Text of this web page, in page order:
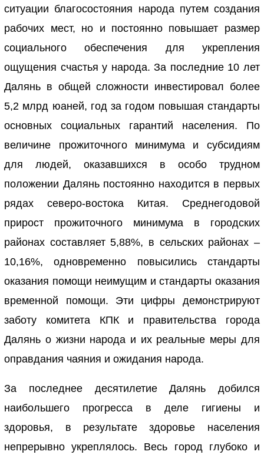
ситуации благосостояния народа путем создания
рабочих мест, но и постоянно повышает размер
социального обеспечения для укрепления
ощущения счастья у народа. За последние 10 лет
Далянь в общей сложности инвестировал более
5,2 млрд юаней, год за годом повышая стандарты
основных социальных гарантий населения. По
величине прожиточного минимума и субсидиям
для людей, оказавшихся в особо трудном
положении Далянь постоянно находится в первых
рядах северо-востока Китая. Среднегодовой
прирост прожиточного минимума в городских
районах составляет 5,88%, в сельских районах –
10,16%, одновременно повысились стандарты
оказания помощи неимущим и стандарты оказания
временной помощи. Эти цифры демонстрируют
заботу комитета КПК и правительства города
Далянь о жизни народа и их реальные меры для
оправдания чаяния и ожидания народа.
За последнее десятилетие Далянь добился
наибольшего прогресса в деле гигиены и
здоровья, в результате здоровье населения
непрерывно укреплялось. Весь город глубоко и